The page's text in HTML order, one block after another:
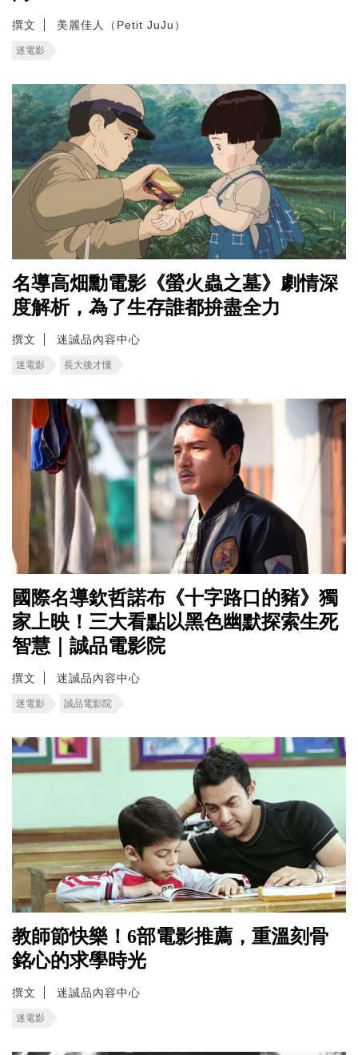
撰文 美麗佳人（Petit JuJu）
迷電影
名導高畑勳電影《螢火蟲之墓》劇情深
度解析，為了生存誰都拚盡全力
撰文 迷誠品內容中心
迷電影 長大後才懂
國際名導欽哲諾布《十字路口的豬》獨
家上映！三大看點以黑色幽默探索生死
智慧｜誠品電影院
撰文 迷誠品內容中心
迷電影 誠品電影院
教師節快樂！6部電影推薦，重溫刻骨
銘心的求學時光
撰文 迷誠品內容中心
迷電影